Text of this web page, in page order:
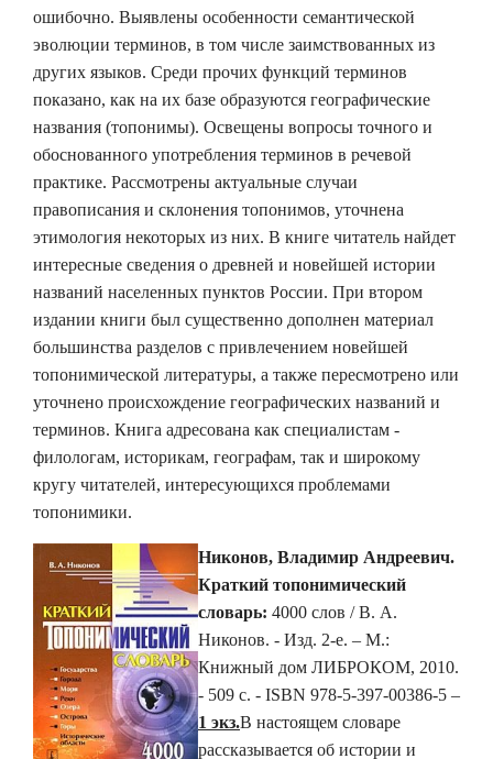
ошибочно. Выявлены особенности семантической
эволюции терминов, в том числе заимствованных из
других языков. Среди прочих функций терминов
показано, как на их базе образуются географические
названия (топонимы). Освещены вопросы точного и
обоснованного употребления терминов в речевой
практике. Рассмотрены актуальные случаи
правописания и склонения топонимов, уточнена
этимология некоторых из них. В книге читатель найдет
интересные сведения о древней и новейшей истории
названий населенных пунктов России. При втором
издании книги был существенно дополнен материал
большинства разделов с привлечением новейшей
топонимической литературы, а также пересмотрено или
уточнено происхождение географических названий и
терминов. Книга адресована как специалистам -
филологам, историкам, географам, так и широкому
кругу читателей, интересующихся проблемами
топонимики.
Никонов, Владимир Андреевич.
Краткий топонимический
словарь: 4000 слов / В. А.
Никонов. - Изд. 2-е. – М.:
Книжный дом ЛИБРОКОМ, 2010.
- 509 с. - ISBN 978-5-397-00386-5 –
1 экз.В настоящем словаре
рассказывается об истории и